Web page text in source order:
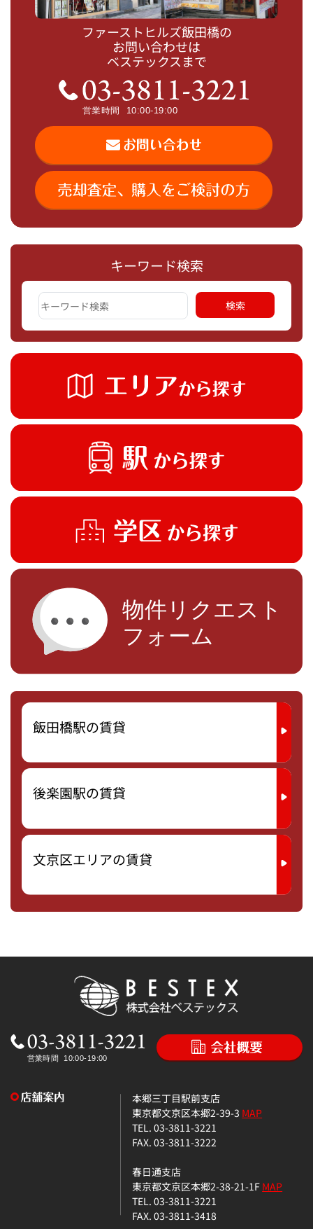
キーワード検索
飯田橋駅の賃貸
後楽園駅の賃貸
文京区エリアの賃貸
ファーストヒルズ飯田橋の
お問い合わせは
ベステックスまで
本郷三丁目駅前支店
東京都文京区本郷2-39-3 MAP
TEL. 03-3811-3221
FAX. 03-3811-3222
春日通支店
東京都文京区本郷2-38-21-1FMAP
TEL. 03-3811-3221
FAX. 03-3811-3418